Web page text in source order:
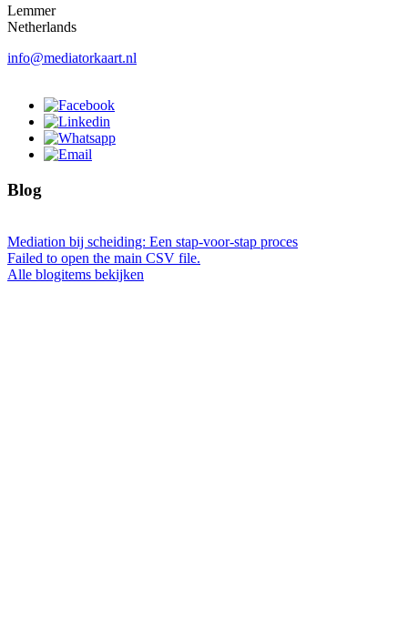
Lemmer
Netherlands
info@mediatorkaart.nl
Blog
Mediation bij scheiding: Een stap-voor-stap proces
Failed to open the main CSV file.
Alle blogitems bekijken